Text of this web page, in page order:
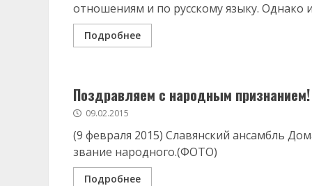
отношениям и по русскому языку. Однако
Подробнее
Поздравляем с народным признанием!
09.02.2015
(9 февраля 2015) Славянский ансамбль
звание народного.(ФОТО)
Подробнее